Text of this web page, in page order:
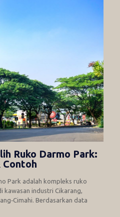
Ruko Darmo Park:
Contoh
Park adalah kompleks ruko
kawasan industri Cikarang,
Berdasarkan data